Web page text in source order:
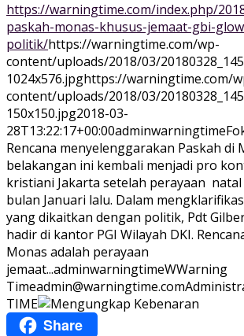
https://warningtime.com/index.php/
paskah-monas-khusus-jemaat-gbi-
politik/https://warningtime.com/wp-
content/uploads/2018/03/
1024x576.jpghttps://warningtime.com/
content/uploads/2018/03/
150x150.jpg2018-03-
28T13:22:17+00:00adminwarningtime
Rencana menyelenggarakan Paskah di
belakangan ini kembali menjadi pro
kristiani Jakarta setelah perayaan
bulan Januari lalu. Dalam
yang dikaitkan dengan politik, Pdt
hadir di kantor PGI Wilayah DKI.
Monas adalah perayaan
jemaat...adminwarningtimeWWarning
Timeadmin@warningtime.com
TIME
Share